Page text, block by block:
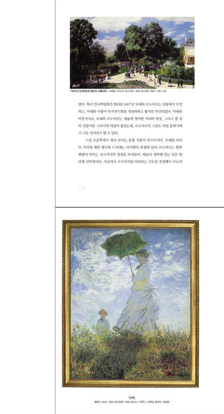
파리코뮌이 인상파 화가들에게 준 영향
이념의 시선을 벗어나 정직한 눈에 충실했던 화가들
최초 인상파 전시회와 여성 화가의 영입
드가, 19세기의 쇼걸 발레리나를 그리다
모네, 열정적으로 진보를 믿고 미를 꿈꾸다
'인상주의자가 나왔습니다!' 인상파 주간지의 탄생
인상파와 파리
사진을 찍듯 파리의 구석구석을 담다
인상파, 화가의 스튜디오를 거리로 옮겨놓다
드가, 노동자의 술 압생트와 삶의 취기를 그리다
마네, 파리의 주점 풍경과 근대 자본주의를 그리다
휴식과 노동의 삶, 근대 도시 파리의 일상
모네의 푸르빌 그림과 프랑스의 금융위기
일곱 번째 인상파 전시회와 베르트 모리조
인상파의 종언
역사속으로 사라져가는 인상파의 거장들
쇠약해진 마네가 살롱전 출품을 위해 그린 그림
마네의 죽음, 위대한 화가를 잃다
새로운 모네의 예술의 중심, 지베르니 정원
지베르니 정원을 사랑한 모네와 포플러 나무
세잔, 인상파 그늘에서 벗어나 표현주의로
마네의 죽음과 모리조의 시골 생활
인상파 마지막 전시회와 드가의 목욕 시리즈
고흐와 고갱의 미학과 상징주의 문학
피사로, 점묘파 기법을 배우다